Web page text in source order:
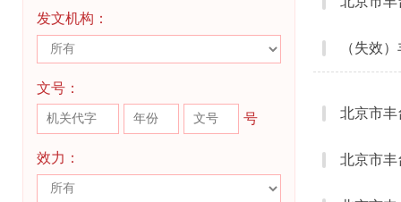
发文机构：
文号：
号
效力：